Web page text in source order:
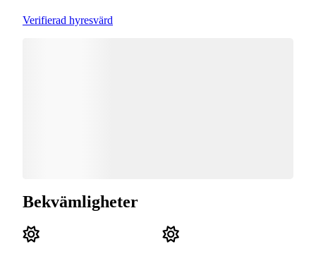
Verifierad hyresvärd
Bekvämligheter